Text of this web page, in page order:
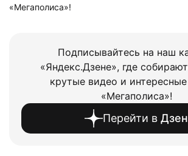
«Мегаполиса»!
Подписывайтесь на наш
«Яндекс.Дзене», где
крутые видео и интересные
«Мегаполиса»!
Перейти в Дзен